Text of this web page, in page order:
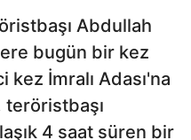
Abdullah
bugün bir kez
kez İmralı Adası'na
4 saat süren bir